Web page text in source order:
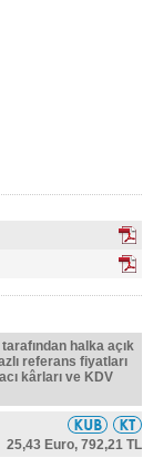
halka açık
referans fiyatları
kârları ve KDV
25,43 Euro, 792,21 TL